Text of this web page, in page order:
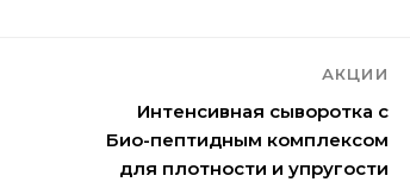
АКЦИИ
Интенсивная сыворотка с
Био-пептидным комплексом
для плотности и упругости